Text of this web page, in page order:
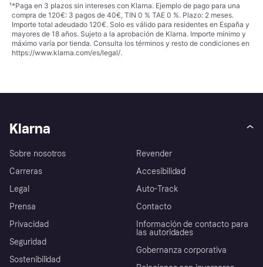
¹*Paga en 3 plazos sin intereses con Klarna. Ejemplo de pago para una
compra de 120€: 3 pagos de 40€, TIN 0 % TAE 0 %. Plazo: 2 meses.
Importe total adeudado 120€. Solo es válido para residentes en España y
mayores de 18 años. Sujeto a la aprobación de Klarna. Importe mínimo y
máximo varía por tienda. Consulta los términos y resto de condiciones en
https://www.klarna.com/es/legal/.
Klarna
Sobre nosotros
Carreras
Legal
Prensa
Privacidad
Seguridad
Sostenibilidad
Revender
Accesibilidad
Auto-Track
Contacto
Información de contacto para
las autoridades
Gobernanza corporativa